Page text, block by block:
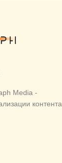
Media -
контента